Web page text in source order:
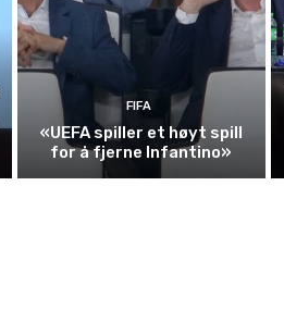
FIFA
«UEFA spiller et høyt spill
for å fjerne Infantino»